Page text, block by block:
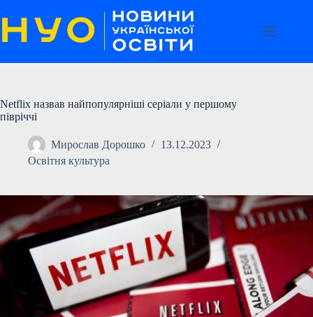
до
вмісту
Netflix назвав найпопулярніші серіали у першому
півріччі
Мирослав Дорошко
13.12.2023
Освітня культура